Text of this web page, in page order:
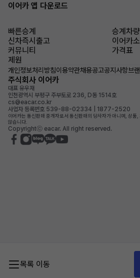
목록 이동
이어카 앱 다운로드
빠른승계
승계차량
신차즉시출고
이어카
커뮤니티
가격표
제원
개인정보처리방침이용약관채용공고공지사항브
주식회사 이어카
대표 유우재
인천광역시 부평구 주부토로 236, D동 1514호
cs@eacar.co.kr
사업자 등록번호 539-88-02334 | 1877-2520
이어카는 통신판매 중개자로서 통신판매의 당사자가 아니며, 상품
않습니다.
Copyrightⓒ eacar. All right reserved.